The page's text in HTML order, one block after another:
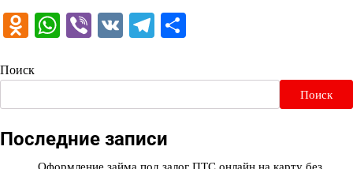
Odnoklassniki
WhatsApp
Viber
VKTelegram
Поиск
Поиск
Последние записи